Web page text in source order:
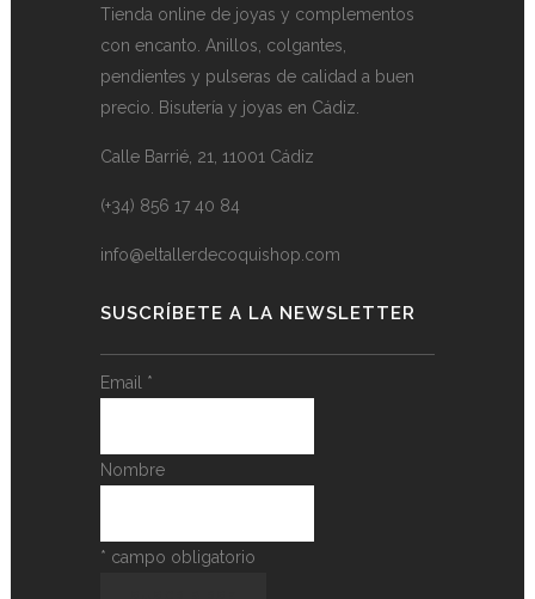
Tienda online de joyas y complementos
con encanto. Anillos, colgantes,
pendientes y pulseras de calidad a buen
precio. Bisutería y joyas en Cádiz.
Calle Barrié, 21, 11001 Cádiz
(+34) 856 17 40 84
info@eltallerdecoquishop.com
SUSCRÍBETE A LA NEWSLETTER
Email *
Nombre
* campo obligatorio